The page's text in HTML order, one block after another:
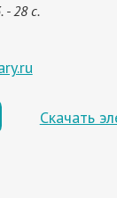
- 28 с.
Скачать